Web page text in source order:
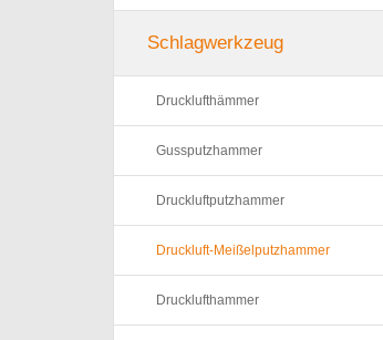
Schlagwerkzeug
Drucklufthämmer
Gussputzhammer
Druckluftputzhammer
Druckluft-Meißelputzhammer
Drucklufthammer